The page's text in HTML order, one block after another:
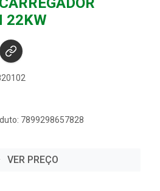
22KW
7899298657828
VER PREÇO